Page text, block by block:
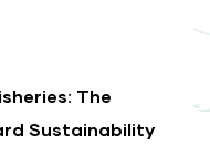
The
Sustainability